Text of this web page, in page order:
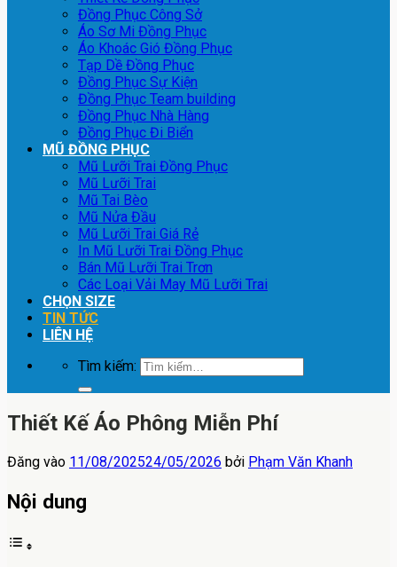
Đồng Phục Công Sở
Áo Sơ Mi Đồng Phục
Áo Khoác Gió Đồng Phục
Tạp Dề Đồng Phục
Đồng Phục Sự Kiện
Đồng Phục Team building
Đồng Phục Nhà Hàng
Đồng Phục Đi Biển
MŨ ĐỒNG PHỤC
Mũ Lưỡi Trai Đồng Phục
Mũ Lưỡi Trai
Mũ Tai Bèo
Mũ Nửa Đầu
Mũ Lưỡi Trai Giá Rẻ
In Mũ Lưỡi Trai Đồng Phục
Bán Mũ Lưỡi Trai Trơn
Các Loại Vải May Mũ Lưỡi Trai
CHỌN SIZE
TIN TỨC
LIÊN HỆ
Tìm kiếm:
Thiết Kế Áo Phông Miễn Phí
Đăng vào 11/08/202524/05/2026 bởi Phạm Văn Khanh
Nội dung